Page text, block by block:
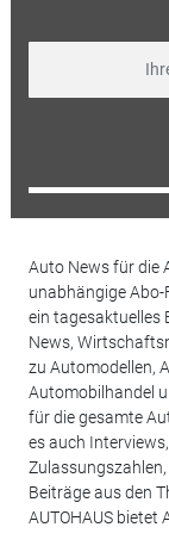
Auto News für die
unabhängige
ein tagesaktuelles
News,
zu Automodellen,
Automobilhandel
für die gesamte
es auch
Beiträge aus den
AUTOHAUS bietet